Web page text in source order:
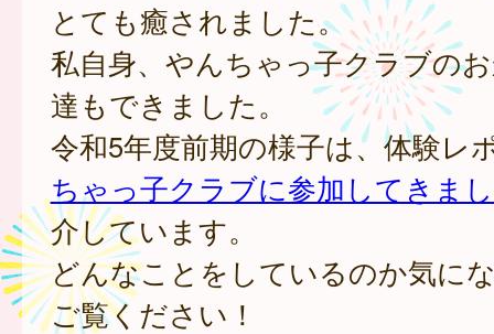
とても癒されました。
私自身、やんちゃっ子クラブの
達もできました。
令和5年度前期の様子は、体験レ
ちゃっ子クラブに参加してきま
介しています。
どんなことをしているのか気に
ご覧ください！